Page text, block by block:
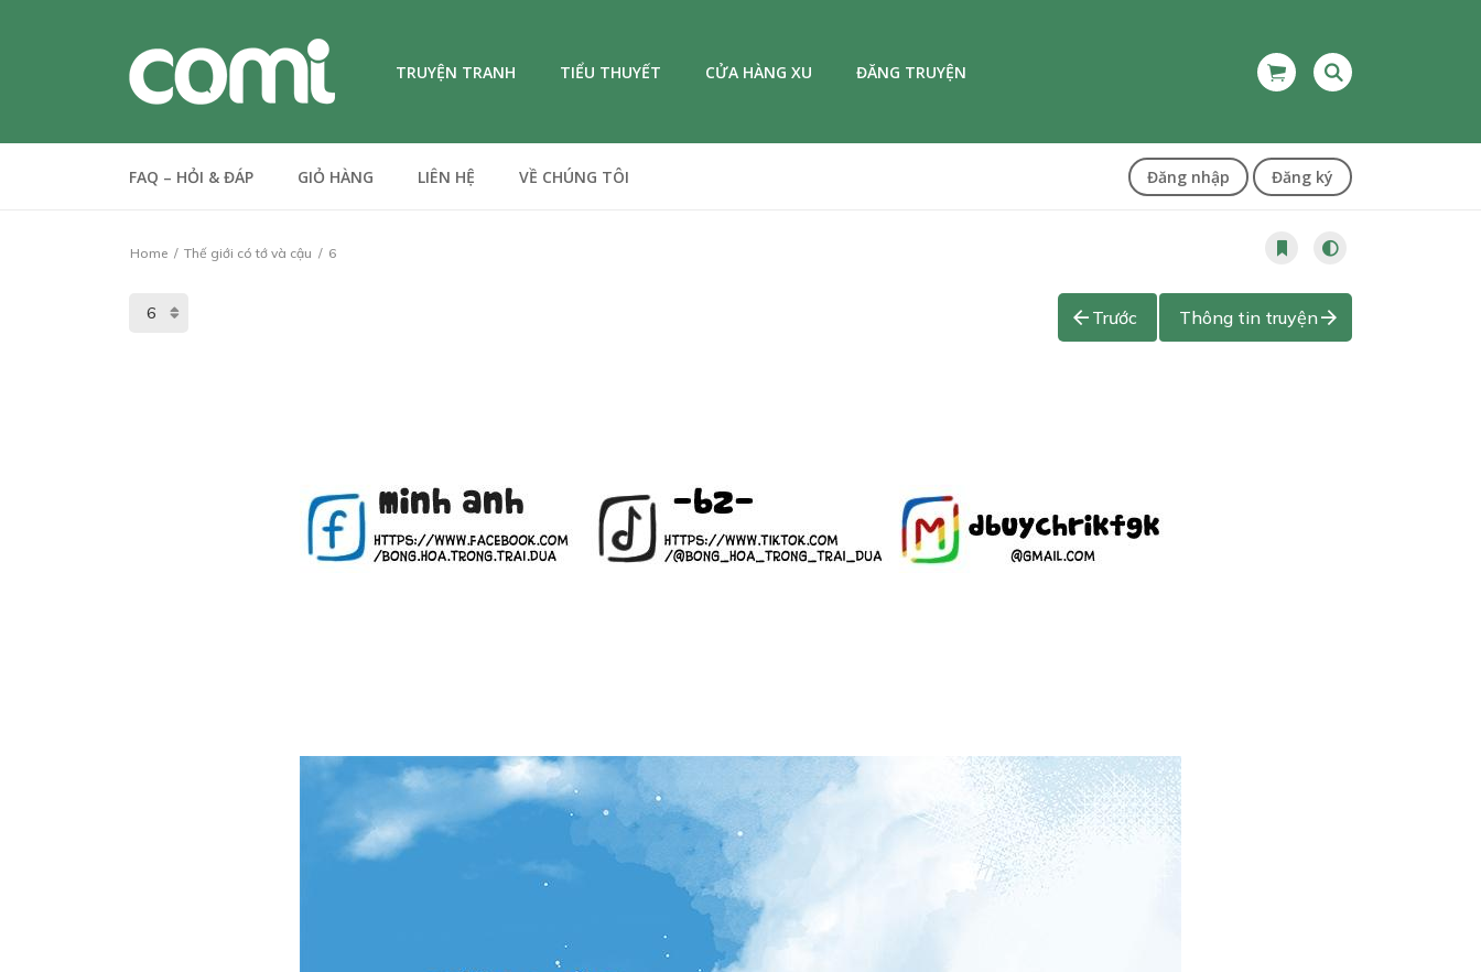
TRUYỆN TRANH TIỂU THUYẾT CỬA HÀNG XU ĐĂNG TRUYỆN
FAQ – HỎI & ĐÁP GIỎ HÀNG LIÊN HỆ VỀ CHÚNG TÔI Đăng nhập Đăng ký
Home Thế giới có tớ và cậu 6
Trước Thông tin truyện